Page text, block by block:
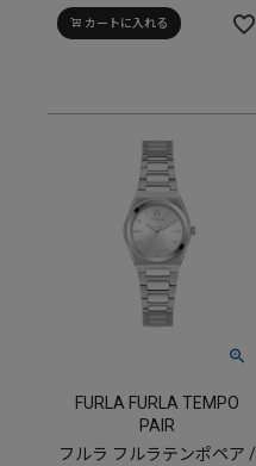
カートに入れる
FURLA FURLA TEMPO
PAIR
フルラ フルラテンポペア /